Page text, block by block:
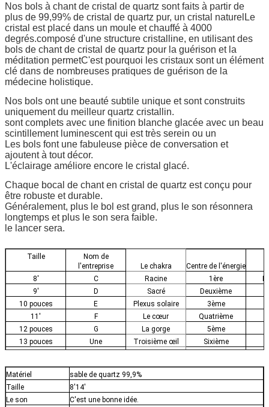
Nos bols à chant de cristal de quartz sont faits à partir de
plus de 99,99% de cristal de quartz pur, un cristal naturel Le
cristal est placé dans un moule et chauffé à 4000
degrés.composé d'une structure cristalline, en utilisant des
bols de chant de cristal de quartz pour la guérison et la
méditation permetC'est pourquoi les cristaux sont un élément
clé dans de nombreuses pratiques de guérison de la
médecine holistique.
Nos bols ont une beauté subtile unique et sont construits
uniquement du meilleur quartz cristallin.
sont complets avec une finition blanche glacée avec un beau
scintillement luminescent qui est très serein ou un
Les bols font une fabuleuse pièce de conversation et
ajoutent à tout décor.
L'éclairage améliore encore le cristal glacé.
Chaque bocal de chant en cristal de quartz est conçu pour
être robuste et durable.
Généralement, plus le bol est grand, plus le son résonnera
longtemps et plus le son sera faible.
le lancer sera.
Taille
Nom de
l'entreprise
Le chakra Centre de l'énergie
8'
C Racine 1ère
9'
D Sacré Deuxième
10 pouces
E Plexus solaire 3ème
11'
F Le cœur Quatrième
12 pouces
G La gorge 5ème
13 pouces
Une Troisième œil Sixième
Matériel
sable de quartz 99,9%
Taille
8'14'
Le son
C'est une bonne idée.